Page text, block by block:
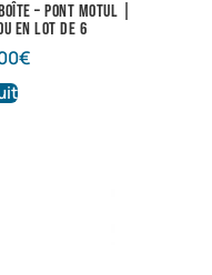
– Pont Motul |
en lot de 6
€